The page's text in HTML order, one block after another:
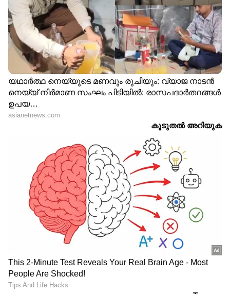
ദൈവനാമത്തിൽ
സത്യപ്രതിജ്ഞ,
കേരളത്തിൻ്റെ
മുഖ്യമന്ത്രിയായി വിഡി
സതീശൻ അധികാരമേറ്റു;
ആവേശക്കടലായി
തലസ്ഥാന ന​ഗരി
വൻ തിരക്ക്, ഇരിപ്പിടം
പോലും കിട്ടാതെ
എംഎൽഎമാരും പാർട്ടി
നേതാക്കളും, ജനസാഗരം
LATEST VIDEOS
പ്രണയകഥ തുറന്നു പറഞ്ഞ് വി കെ
ശ്രീകണ്ഠൻ എംപിയും മന്ത്രിയും
സിപിഎമ്മിന്റെ സൈബർ പോരാളി;